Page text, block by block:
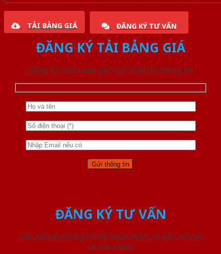
TẢI BẢNG GIÁ ĐĂNG KÝ TƯ VẤN
ĐĂNG KÝ TẢI BẢNG GIÁ
Đăng ký nhận báo giá mới nhất từ chúng tôi
ĐĂNG KÝ TƯ VẤN
Liên hệ với chúng tôi để nhận được tư vấn chi tiết
về sản phẩm